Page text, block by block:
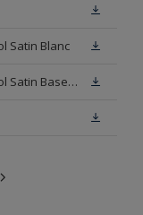
Satin Blanc
Fiche de données de sécurité Rubbol Satin Base W05